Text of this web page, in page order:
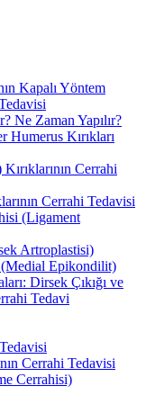
Kapalı Yöntem
Ne Zaman Yapılır?
Humerus Kırıkları
Cerrahi
Cerrahi Tedavisi
(Ligament
Artroplastisi)
Epikondilit)
Dirsek Çıkığı ve
Tedavi
Cerrahi Tedavisi
Cerrahisi)